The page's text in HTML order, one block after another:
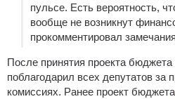
пульсе. Есть вероятность,
вообще не возникнут
прокомментировал
После принятия проекта бюджета
поблагодарил всех депутатов за
комиссиях. Ранее проект бюджета